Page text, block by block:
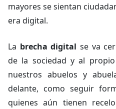
mayores se sientan
era digital.
La brecha digital se va
de la sociedad y al
nuestros abuelos y
delante, como seguir
quienes aún tienen